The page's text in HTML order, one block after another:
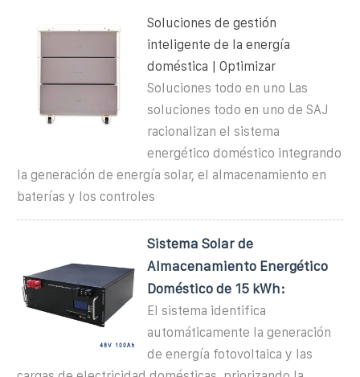
Soluciones de gestión
inteligente de la energía
doméstica | Optimizar
Soluciones todo en uno Las
soluciones todo en uno de SAJ
racionalizan el sistema
energético doméstico integrando
la generación de energía solar, el almacenamiento en
baterías y los controles
Sistema Solar de
Almacenamiento Energético
Doméstico de 15 kWh:
El sistema identifica
automáticamente la generación
de energía fotovoltaica y las